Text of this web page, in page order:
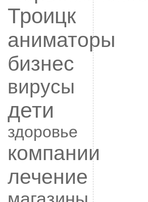
Троицк
аниматоры
бизнес
вирусы
дети
здоровье
компании
лечение